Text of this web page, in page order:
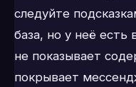
следуйте
база, но у неё
не показывает
покрывает